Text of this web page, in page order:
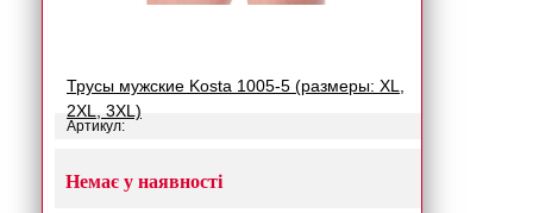
Трусы мужские Kosta 1005-5 (размеры: XL,
2XL, 3XL)
Артикул:
Немає у наявності